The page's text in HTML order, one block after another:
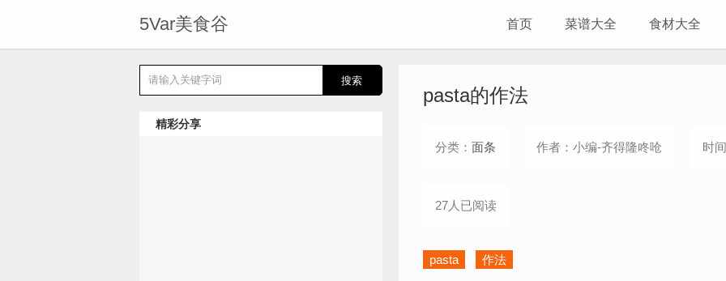
5Var美食谷 首页 菜谱大全 食材大全
精彩分享
pasta的作法
分类： 面条 作者：小编-齐得隆咚呛 时
27人已阅读
pasta 作法